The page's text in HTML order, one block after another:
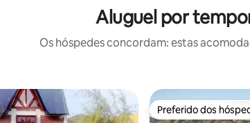
Aluguel por
Os hóspedes concordam: estas
Preferido dos
Preferido dos